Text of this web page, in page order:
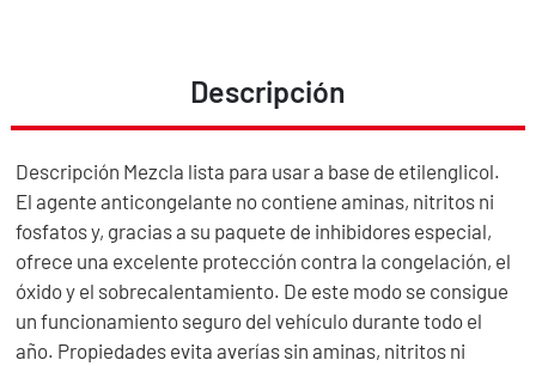
Descripción
Descripción Mezcla lista para usar a base de etilenglicol.
El agente anticongelante no contiene aminas, nitritos ni
fosfatos y, gracias a su paquete de inhibidores especial,
ofrece una excelente protección contra la congelación, el
óxido y el sobrecalentamiento. De este modo se consigue
un funcionamiento seguro del vehículo durante todo el
año. Propiedades evita averías sin aminas, nitritos ni